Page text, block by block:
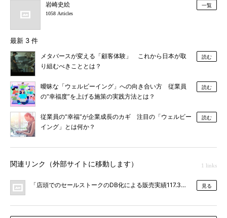
岩崎史絵
1058 Articles
一覧
最新 3 件
メタバースが変える「顧客体験」 これから日本が取
り組むべきこととは？
読む
曖昧な「ウェルビーイング」への向き合い方 従業員
の“幸福度”を上げる施策の実践方法とは？
読む
従業員の“幸福”が企業成長のカギ 注目の「ウェルビー
イング」とは何か？
読む
関連リンク（外部サイトに移動します） 1 links
「店頭でのセールストークのDB化による販売実績117.3％達成」をリ
見る